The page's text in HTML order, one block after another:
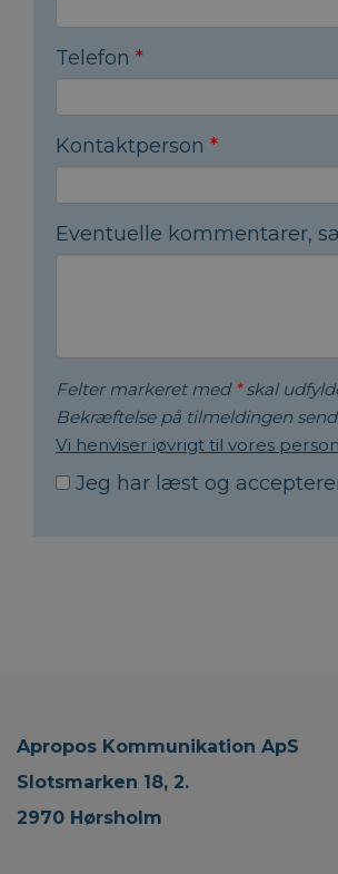
Telefon *
Kontaktperson *
Eventuelle kommentarer,
Felter markeret med *skal
Bekræftelse på tilmeldingen
Vi henviser iøvrigt til vores
Jeg har læst og
Apropos Kommunikation ApS
Slotsmarken 18, 2.
2970 Hørsholm